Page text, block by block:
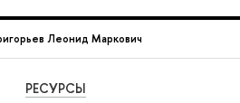
Леонид Маркович
РЕСУРСЫ